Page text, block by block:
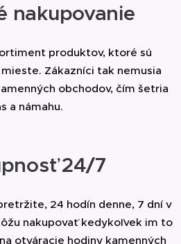
nakupovanie
produktov, ktoré sú
Zákazníci tak nemusia
obchodov, čím šetria
a námahu.
24/7
24 hodín denne, 7 dní v
nakupovať kedykoľvek im to
otváracie hodiny kamenných